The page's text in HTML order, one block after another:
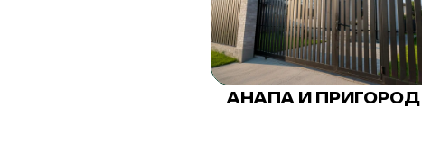
АНАПА И ПРИГОРОД